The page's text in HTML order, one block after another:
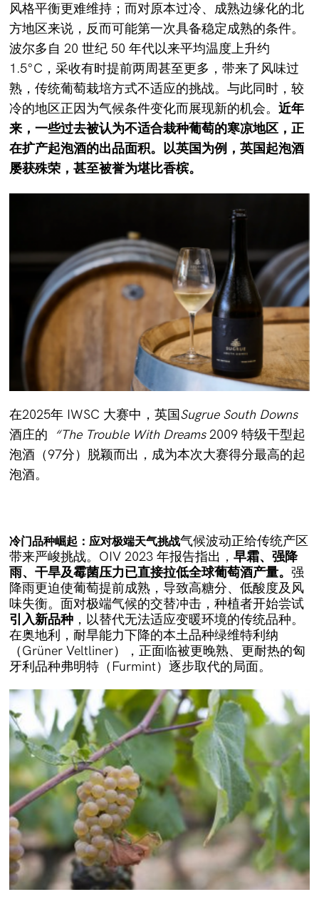
风格平衡更难维持；而对原本过冷、成熟边缘化的北
方地区来说，反而可能第一次具备稳定成熟的条件。
波尔多自 20 世纪 50 年代以来平均温度上升约
1.5°C，采收有时提前两周甚至更多，带来了风味过
熟，传统葡萄栽培方式不适应的挑战。与此同时，较
冷的地区正因为气候条件变化而展现新的机会。近年
来，一些过去被认为不适合栽种葡萄的寒凉地区，正
在扩产起泡酒的出品面积。以英国为例，英国起泡酒
屡获殊荣，甚至被誉为堪比香槟。
在2025年 IWSC 大赛中，英国Sugrue South Downs
酒庄的
“The Trouble With Dreams2009 特级干型起
泡酒（97分）脱颖而出，成为本次大赛得分最高的起
泡酒。
冷门品种崛起：应对极端天气挑战气候波动正给传统产区
带来严峻挑战。OIV 2023 年报告指出，早霜、强降
雨、干旱及霉菌压力已直接拉低全球葡萄酒产量。强
降雨更迫使葡萄提前成熟，导致高糖分、低酸度及风
味失衡。面对极端气候的交替冲击，种植者开始尝试
引入新品种 ，以替代无法适应变暖环境的传统品种。
在奥地利，耐旱能力下降的本土品种绿维特利纳
（Grüner Veltliner），正面临被更晚熟、更耐热的匈
牙利品种弗明特（Furmint）逐步取代的局面。